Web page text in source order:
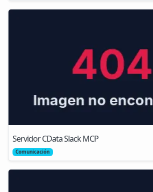
Servidor CData Slack MCP
Comunicación